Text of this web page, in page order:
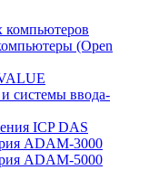
компьютеров
(Open
системы ввода-
ICP DAS
ADAM-3000
ADAM-5000